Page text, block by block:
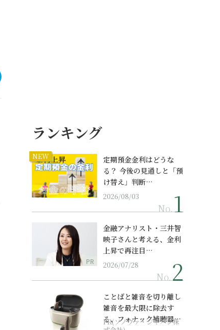
ランキング
NEW
定期預金金利はどうな
る？ 今後の見通しと「預
け替え」判断…
2026/08/03
No.
PR
金融アナリスト・三井智
映子さんと考える、金利
上昇で再注目…
2026/07/28
No.
ことばと雑音を切り離し
雑音を最大限に除去す
る、フォナック補聴器の
PR(ソノヴァ・ジャパン株